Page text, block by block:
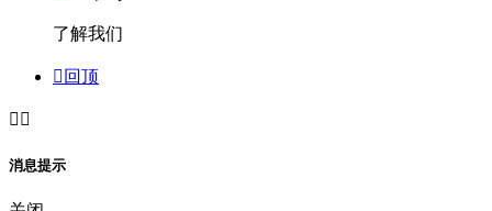
了解我们
 回顶
 
消息提示